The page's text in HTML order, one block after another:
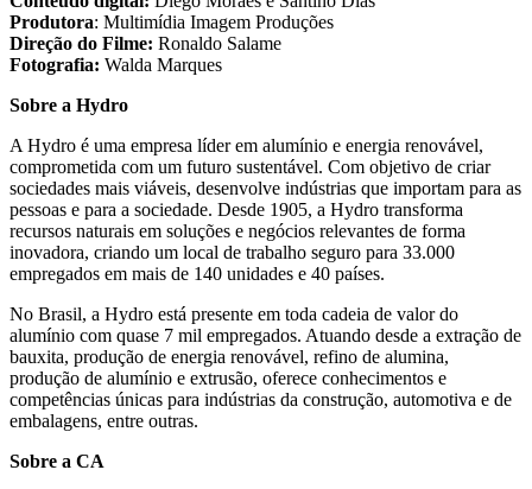
Produtora: Multimídia Imagem Produções
Direção do Filme: Ronaldo Salame
Fotografia: Walda Marques
Sobre a Hydro
A Hydro é uma empresa líder em alumínio e energia renovável,
comprometida com um futuro sustentável. Com objetivo de criar
sociedades mais viáveis, desenvolve indústrias que importam para as
pessoas e para a sociedade. Desde 1905, a Hydro transforma
recursos naturais em soluções e negócios relevantes de forma
inovadora, criando um local de trabalho seguro para 33.000
empregados em mais de 140 unidades e 40 países.
No Brasil, a Hydro está presente em toda cadeia de valor do
alumínio com quase 7 mil empregados. Atuando desde a extração de
bauxita, produção de energia renovável, refino de alumina,
produção de alumínio e extrusão, oferece conhecimentos e
competências únicas para indústrias da construção, automotiva e de
embalagens, entre outras.
Sobre a CA